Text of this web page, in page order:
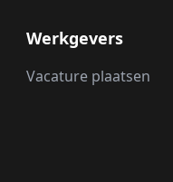
Werkgevers
Vacature plaatsen